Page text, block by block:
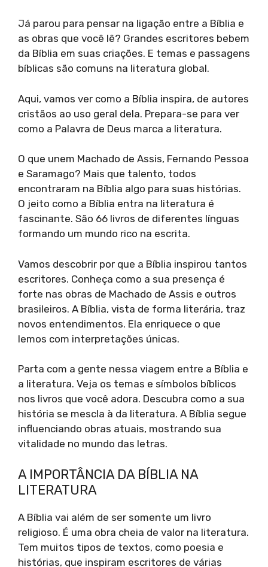
Já parou para pensar na ligação entre a Bíblia e
as obras que você lê? Grandes escritores bebem
da Bíblia em suas criações. E temas e passagens
bíblicas são comuns na literatura global.
Aqui, vamos ver como a Bíblia inspira, de autores
cristãos ao uso geral dela. Prepara-se para ver
como a Palavra de Deus marca a literatura.
O que unem Machado de Assis, Fernando Pessoa
e Saramago? Mais que talento, todos
encontraram na Bíblia algo para suas histórias.
O jeito como a Bíblia entra na literatura é
fascinante. São 66 livros de diferentes línguas
formando um mundo rico na escrita.
Vamos descobrir por que a Bíblia inspirou tantos
escritores. Conheça como a sua presença é
forte nas obras de Machado de Assis e outros
brasileiros. A Bíblia, vista de forma literária, traz
novos entendimentos. Ela enriquece o que
lemos com interpretações únicas.
Parta com a gente nessa viagem entre a Bíblia e
a literatura. Veja os temas e símbolos bíblicos
nos livros que você adora. Descubra como a sua
história se mescla à da literatura. A Bíblia segue
influenciando obras atuais, mostrando sua
vitalidade no mundo das letras.
A IMPORTÂNCIA DA BÍBLIA NA
LITERATURA
A Bíblia vai além de ser somente um livro
religioso. É uma obra cheia de valor na literatura.
Tem muitos tipos de textos, como poesia e
histórias, que inspiram escritores de várias